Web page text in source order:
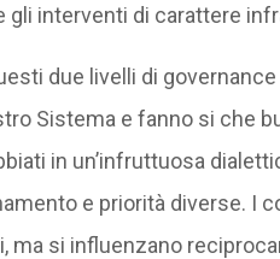
gli interventi di carattere
due livelli di
Sistema e fanno si che
in un’infruttuosa
e priorità diverse. I
ma si influenzano